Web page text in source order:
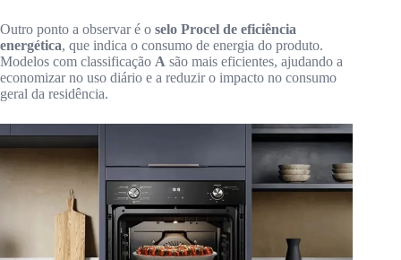
Outro ponto a observar é o selo Procel de eficiência
energética, que indica o consumo de energia do produto.
Modelos com classificação A são mais eficientes, ajudando a
economizar no uso diário e a reduzir o impacto no consumo
geral da residência.